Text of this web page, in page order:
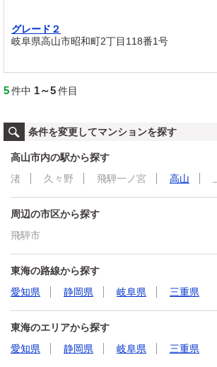
グレード２
岐阜県高山市昭和町2丁目118番1号
5件中 1～5件目
条件を変更してマンションを探す
高山市内の駅から探す
渚
久々野 飛騨一ノ宮 高山
周辺の市区から探す
飛騨市
東海の路線から探す
愛知県
静岡県 岐阜県 三重県
東海のエリアから探す
愛知県
静岡県 岐阜県 三重県